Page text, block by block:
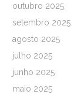
outubro 2025
setembro 2025
agosto 2025
julho 2025
junho 2025
maio 2025